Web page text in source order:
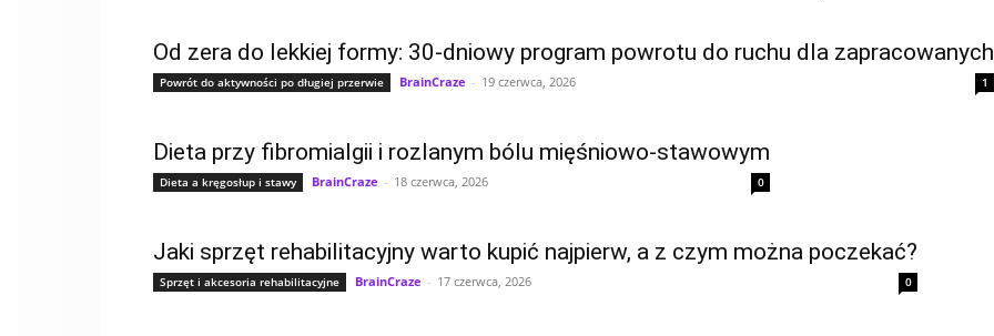
Od zera do lekkiej formy: 30-dniowy program powrotu do ruchu dla zapracowanych
Powrót do aktywności po długiej przerwie BrainCraze - 19 czerwca, 2026 1
Dieta przy fibromialgii i rozlanym bólu mięśniowo-stawowym
Dieta a kręgosłup i stawy BrainCraze - 18 czerwca, 2026 0
Jaki sprzęt rehabilitacyjny warto kupić najpierw, a z czym można poczekać?
Sprzęt i akcesoria rehabilitacyjne BrainCraze - 17 czerwca, 2026 0